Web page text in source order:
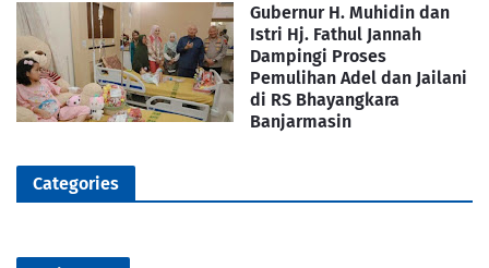
Gubernur H. Muhidin dan
Istri Hj. Fathul Jannah
Dampingi Proses
Pemulihan Adel dan Jailani
di RS Bhayangkara
Banjarmasin
Categories